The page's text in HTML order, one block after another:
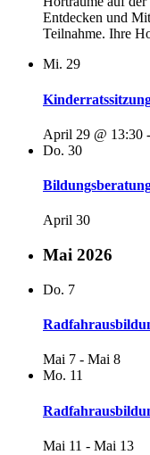
Entdecken und
Teilnahme. Ihre
Mi. 29
April 29 @ 13:30 -
Do. 30
April 30
Mai 2026
Do. 7
Mai 7 - Mai 8
Mo. 11
Mai 11 - Mai 13